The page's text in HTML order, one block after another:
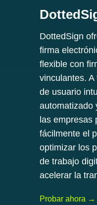
DottedSign
firma
flexible con
vinculantes.
de usuario
automatizado
las empresas
fácilmente el
optimizar los
de trabajo
acelerar la
Probar ahora →